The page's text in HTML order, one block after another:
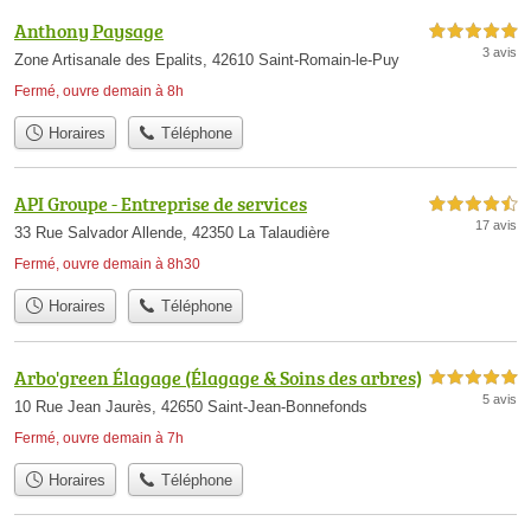
Anthony Paysage
Zone Artisanale des Epalits, 42610 Saint-Romain-le-Puy
Fermé, ouvre demain à 8h
5,0 étoiles sur 5
3 avis
Horaires Téléphone
API Groupe - Entreprise de services
33 Rue Salvador Allende, 42350 La Talaudière
Fermé, ouvre demain à 8h30
4,5 étoiles sur 5
17 avis
Horaires Téléphone
Arbo'green Élagage (Élagage & Soins des arbres)
10 Rue Jean Jaurès, 42650 Saint-Jean-Bonnefonds
Fermé, ouvre demain à 7h
5,0 étoiles sur 5
5 avis
Horaires Téléphone